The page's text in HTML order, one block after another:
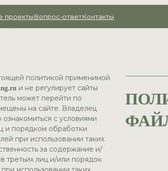
Вопрос-ответКонтакты
политикой применимой
и не регулирует сайты
может перейти по
на сайте. Владелец
с условиями
и порядком обработки
при использовании таких
за содержание и/
третьих лиц и/или порядок